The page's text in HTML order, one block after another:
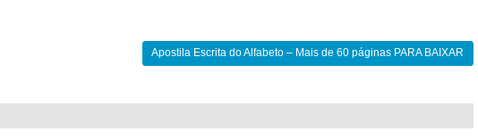
Apostila Escrita do Alfabeto – Mais de 60 páginas PARA BAIXAR